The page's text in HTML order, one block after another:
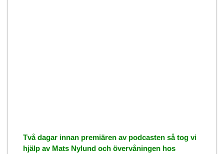
Två dagar innan premiären av podcasten så tog vi
hjälp av Mats Nylund och övervåningen hos